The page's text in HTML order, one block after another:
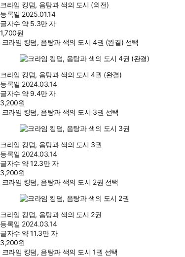
크라임 킹덤, 음탕과 색의 도시 (외전)
등록일 2025.01.14
글자수 약 5.3만 자
1,700원
크라임 킹덤, 음탕과 색의 도시 4권 (완결) 선택
크라임 킹덤, 음탕과 색의 도시 4권 (완결)
등록일 2024.03.14
글자수 약 9.4만 자
3,200원
크라임 킹덤, 음탕과 색의 도시 3권 선택
크라임 킹덤, 음탕과 색의 도시 3권
등록일 2024.03.14
글자수 약 12.3만 자
3,200원
크라임 킹덤, 음탕과 색의 도시 2권 선택
크라임 킹덤, 음탕과 색의 도시 2권
등록일 2024.03.14
글자수 약 11.3만 자
3,200원
크라임 킹덤, 음탕과 색의 도시 1권 선택